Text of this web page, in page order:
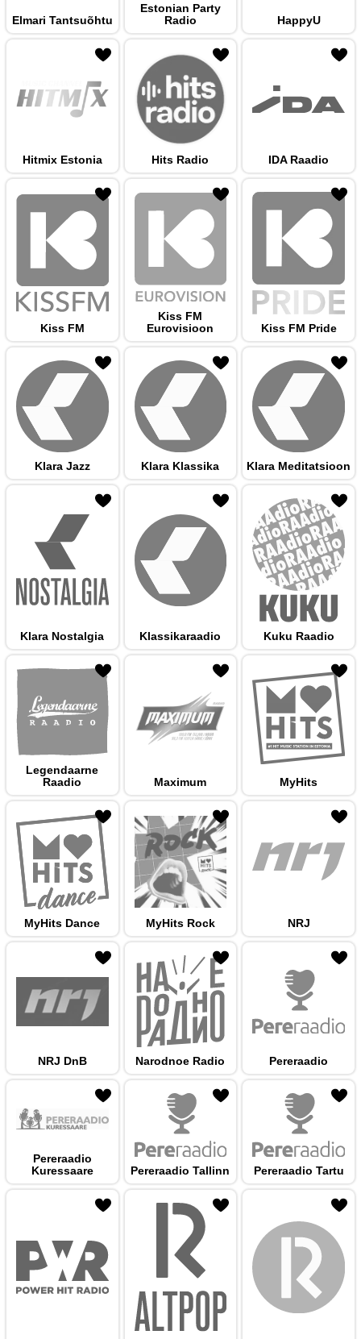
Elmari Tantsuõhtu
Estonian Party
Radio
HappyU
Hitmix Estonia Hits Radio IDA Raadio
Kiss FM
Kiss FM
Eurovisioon
Kiss FM Pride
Klara Jazz Klara Klassika Klara Meditatsioon
Klara Nostalgia Klassikaraadio Kuku Raadio
Legendaarne
Raadio
Maximum MyHits
MyHits Dance MyHits Rock NRJ
NRJ DnB Narodnoe Radio Pereraadio
Pereraadio
Kuressaare
Pereraadio Tallinn Pereraadio Tartu